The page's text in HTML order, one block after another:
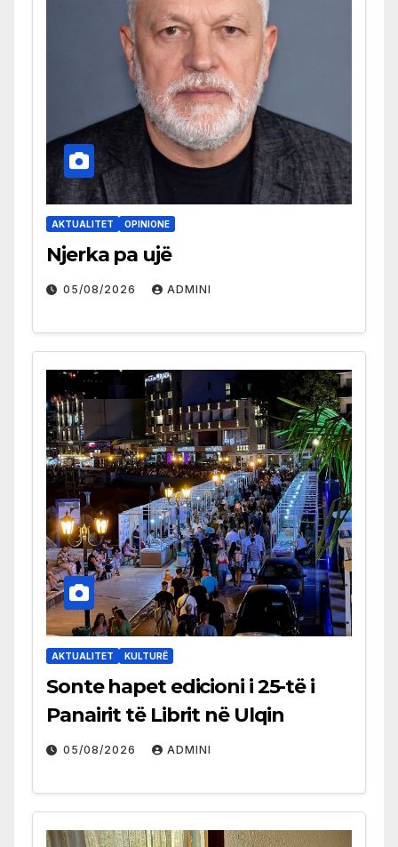
AKTUALITET OPINIONE
Njerka pa ujë
05/08/2026 ADMINI
AKTUALITET KULTURË
Sonte hapet edicioni i 25-të i
Panairit të Librit në Ulqin
05/08/2026 ADMINI